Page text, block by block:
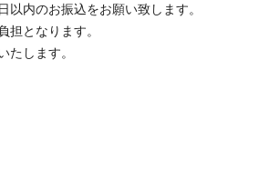
以内のお振込をお願い致します。
担となります。
たします。